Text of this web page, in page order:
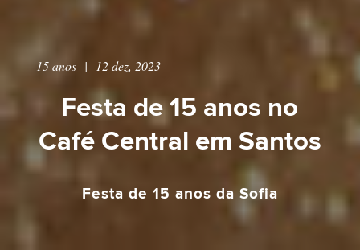
15 anos| 12 dez, 2023
Festa de 15 anos no
Café Central em Santos
Festa de 15 anos da Sofia